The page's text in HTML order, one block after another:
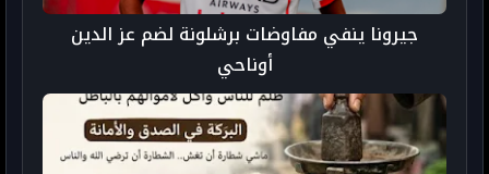
جيرونا ينفي مفاوضات برشلونة لضم عز الدين
أوناحي